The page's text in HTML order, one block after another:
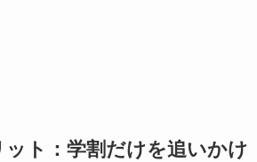
ト：学割だけを追いかけ